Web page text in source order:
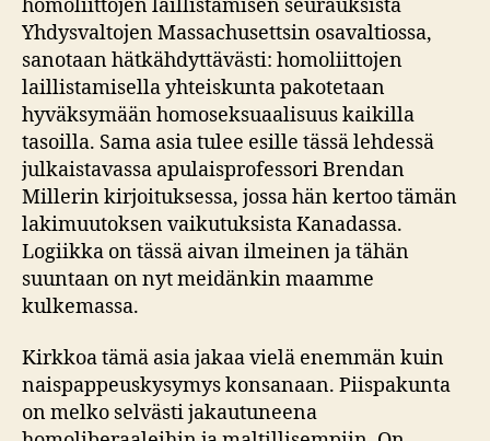
homoliittojen laillistamisen seurauksista
Yhdysvaltojen Massachusettsin osavaltiossa,
sanotaan hätkähdyttävästi: homoliittojen
laillistamisella yhteiskunta pakotetaan
hyväksymään homoseksuaalisuus kaikilla
tasoilla. Sama asia tulee esille tässä lehdessä
julkaistavassa apulaisprofessori Brendan
Millerin kirjoituksessa, jossa hän kertoo tämän
lakimuutoksen vaikutuksista Kanadassa.
Logiikka on tässä aivan ilmeinen ja tähän
suuntaan on nyt meidänkin maamme
kulkemassa.
Kirkkoa tämä asia jakaa vielä enemmän kuin
naispappeuskysymys konsanaan. Piispakunta
on melko selvästi jakautuneena